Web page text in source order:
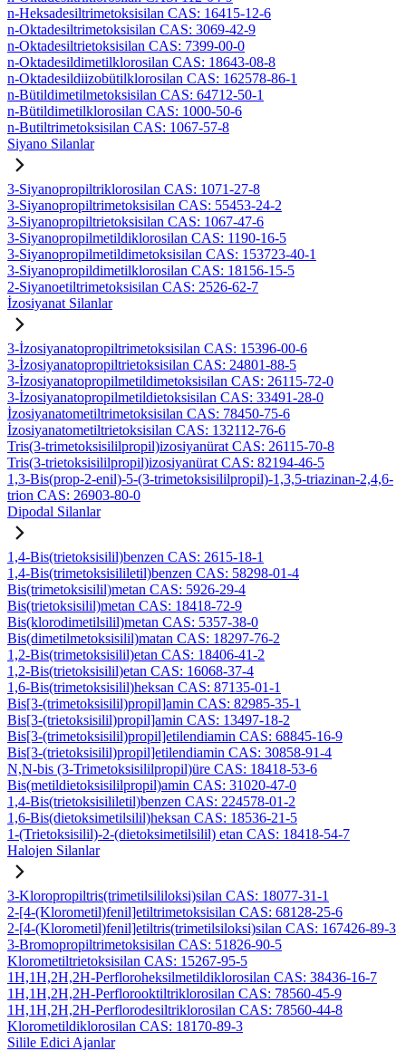
n-Heksadesiltrimetoksisilan CAS: 16415-12-6
n-Oktadesiltrimetoksisilan CAS: 3069-42-9
n-Oktadesiltrietoksisilan CAS: 7399-00-0
n-Oktadesildimetilklorosilan CAS: 18643-08-8
n-Oktadesildiizobütilklorosilan CAS: 162578-86-1
n-Bütildimetilmetoksisilan CAS: 64712-50-1
n-Bütildimetilklorosilan CAS: 1000-50-6
n-Butiltrimetoksisilan CAS: 1067-57-8
Siyano Silanlar
3-Siyanopropiltriklorosilan CAS: 1071-27-8
3-Siyanopropiltrimetoksisilan CAS: 55453-24-2
3-Siyanopropiltrietoksisilan CAS: 1067-47-6
3-Siyanopropilmetildiklorosilan CAS: 1190-16-5
3-Siyanopropilmetildimetoksisilan CAS: 153723-40-1
3-Siyanopropildimetilklorosilan CAS: 18156-15-5
2-Siyanoetiltrimetoksisilan CAS: 2526-62-7
İzosiyanat Silanlar
3-İzosiyanatopropiltrimetoksisilan CAS: 15396-00-6
3-İzosiyanatopropiltrietoksisilan CAS: 24801-88-5
3-İzosiyanatopropilmetildimetoksisilan CAS: 26115-72-0
3-İzosiyanatopropilmetildietoksisilan CAS: 33491-28-0
İzosiyanatometiltrimetoksisilan CAS: 78450-75-6
İzosiyanatometiltrietoksisilan CAS: 132112-76-6
Tris(3-trimetoksisililpropil)izosiyanürat CAS: 26115-70-8
Tris(3-trietoksisililpropil)izosiyanürat CAS: 82194-46-5
1,3-Bis(prop-2-enil)-5-(3-trimetoksisililpropil)-1,3,5-triazinan-2,4,6-
trion CAS: 26903-80-0
Dipodal Silanlar
1,4-Bis(trietoksisilil)benzen CAS: 2615-18-1
1,4-Bis(trimetoksisililetil)benzen CAS: 58298-01-4
Bis(trimetoksisilil)metan CAS: 5926-29-4
Bis(trietoksisilil)metan CAS: 18418-72-9
Bis(klorodimetilsilil)metan CAS: 5357-38-0
Bis(dimetilmetoksisilil)matan CAS: 18297-76-2
1,2-Bis(trimetoksisilil)etan CAS: 18406-41-2
1,2-Bis(trietoksisilil)etan CAS: 16068-37-4
1,6-Bis(trimetoksisilil)heksan CAS: 87135-01-1
Bis[3-(trimetoksisilil)propil]amin CAS: 82985-35-1
Bis[3-(trietoksisilil)propil]amin CAS: 13497-18-2
Bis[3-(trimetoksisilil)propil]etilendiamin CAS: 68845-16-9
Bis[3-(trietoksisilil)propil]etilendiamin CAS: 30858-91-4
N,N-bis (3-Trimetoksisililpropil)üre CAS: 18418-53-6
Bis(metildietoksisililpropil)amin CAS: 31020-47-0
1,4-Bis(trietoksisililetil)benzen CAS: 224578-01-2
1,6-Bis(dietoksimetilsilil)heksan CAS: 18536-21-5
1-(Trietoksisilil)-2-(dietoksimetilsilil) etan CAS: 18418-54-7
Halojen Silanlar
3-Kloropropiltris(trimetilsililoksi)silan CAS: 18077-31-1
2-[4-(Klorometil)fenil]etiltrimetoksisilan CAS: 68128-25-6
2-[4-(Klorometil)fenil]etiltris(trimetilsiloksi)silan CAS: 167426-89-3
3-Bromopropiltrimetoksisilan CAS: 51826-90-5
Klorometiltrietoksisilan CAS: 15267-95-5
1H,1H,2H,2H-Perfloroheksilmetildiklorosilan CAS: 38436-16-7
1H,1H,2H,2H-Perflorooktiltriklorosilan CAS: 78560-45-9
1H,1H,2H,2H-Perflorodesiltriklorosilan CAS: 78560-44-8
Klorometildiklorosilan CAS: 18170-89-3
Silile Edici Ajanlar